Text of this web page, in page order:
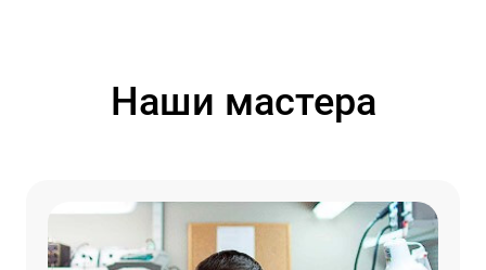
Наши мастера